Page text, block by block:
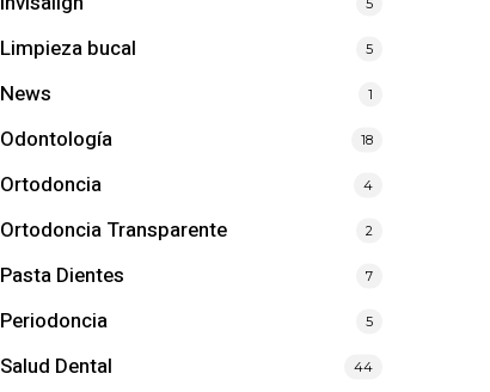
Limpieza bucal 5
News 1
Odontología 18
Ortodoncia 4
Ortodoncia Transparente 2
Pasta Dientes 7
Periodoncia 5
Salud Dental 44